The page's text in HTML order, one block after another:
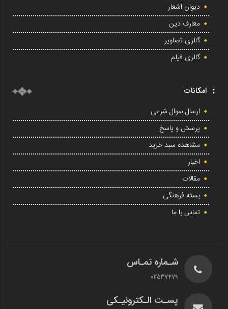
دیوان اشعار
معارف دین
گالری تصاویر
گالری فیلم
امکانات
ارسال سوال شرعی
پرسش و پاسخ
مشاهده سبد خرید
اخبار
مقالات
بسته فرهنگی
تماس با ما
شـماره تمـاس
02537479
پسـت الـکترونیـکی